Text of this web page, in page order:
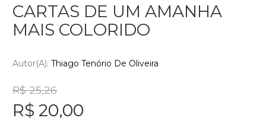
CARTAS DE UM AMANHA
MAIS COLORIDO
Autor(a): Thiago Tenório De Oliveira
R$ 25,26
R$ 20,00